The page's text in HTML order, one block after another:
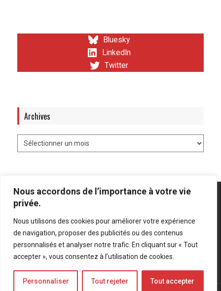
Nous accordons de l’importance à votre vie
privée.
Nous utilisons des cookies pour améliorer votre expérience
de navigation, proposer des publicités ou des contenus
personnalisés et analyser notre trafic. En cliquant sur « Tout
accepter », vous consentez à l’utilisation de cookies.
Personnaliser Tout rejeter Tout accepter
Bluesky
LinkedIn
Twitter
Archives
Mentions légales Politique de confidentialité
Bluesky
LinkedIn
Twitter